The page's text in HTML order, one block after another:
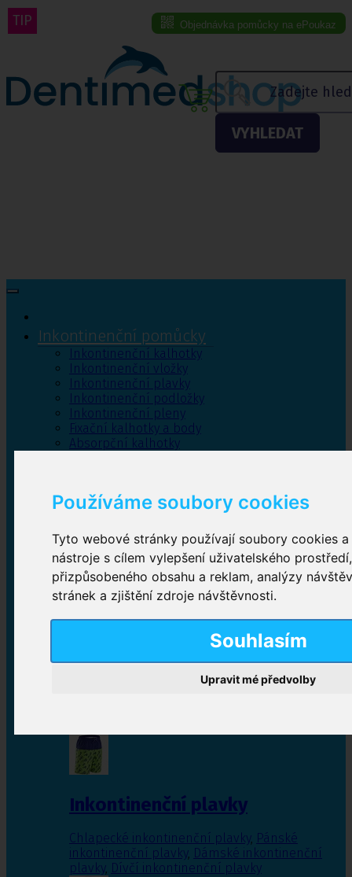
Používáme soubory cookies
Tyto webové stránky používají soubory cookies
nástroje s cílem vylepšení uživatelského
přizpůsobeného obsahu a reklam, analýzy
stránek a zjištění zdroje návštěvnosti.
Souhlasím
Upravit mé předvolby
Objednávka pomůcky na ePoukaz
VYHLEDAT
Menu eshopu
Inkontinenční pomůcky
Inkontinenční kalhotky
Inkontinenční vložky
Inkontinenční plavky
Inkontinenční podložky
Inkontinenční pleny
Fixační kalhotky a body
Absorpční kalhotky
Inkontinenční kalhotky
Plenkové kalhotky navlékací,Plenkové kalhotky
zalepovací,Inkontinenční kalhotky dámské
Inkontinenční vložky
Inkontinenční plavky
Chlapecké inkontinenční plavky, Pánské
inkontinenční plavky, Dámské inkontinenční
plavky, Dívčí inkontinenční plavky
TIP